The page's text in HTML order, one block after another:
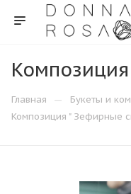
Главная — Букеты и
Композиция " Зефирные